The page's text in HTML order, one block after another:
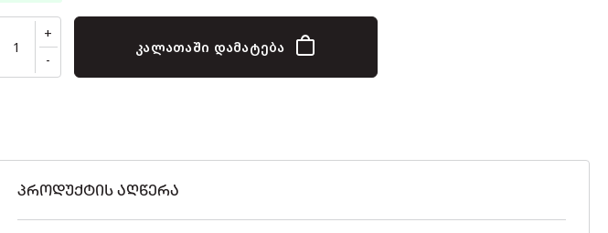
კალათაში დამატება
ᲞᲠᲝᲓᲣᲥᲢᲘᲡ ᲐᲦᲬᲔᲠᲐ